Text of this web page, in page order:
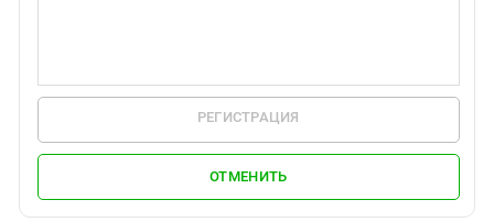
РЕГИСТРАЦИЯ
ОТМЕНИТЬ